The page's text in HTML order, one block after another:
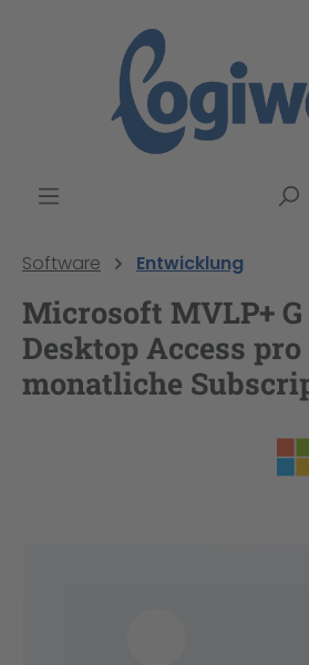
Software Entwicklung
Microsoft MVLP+
Desktop Access pro
monatliche